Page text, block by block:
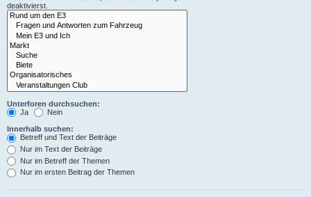
deaktivierst.
Unterforen durchsuchen:
Ja
Nein
Innerhalb suchen:
Betreff und Text der Beiträge
Nur im Text der Beiträge
Nur im Betreff der Themen
Nur im ersten Beitrag der Themen